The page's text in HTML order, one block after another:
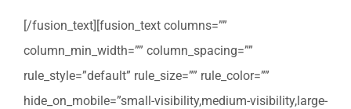
[/fusion_text][fusion_text columns=””
column_min_width=”” column_spacing=””
rule_style=”default” rule_size=”” rule_color=””
hide_on_mobile=”small-visibility,medium-visibility,large-